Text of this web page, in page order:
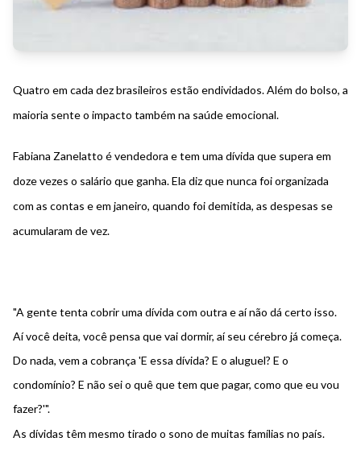
Quatro em cada dez brasileiros estão endividados. Além do bolso, a
maioria sente o impacto também na saúde emocional.
Fabiana Zanelatto é vendedora e tem uma dívida que supera em
doze vezes o salário que ganha. Ela diz que nunca foi organizada
com as contas e em janeiro, quando foi demitida, as despesas se
acumularam de vez.
"A gente tenta cobrir uma dívida com outra e aí não dá certo isso.
Aí você deita, você pensa que vai dormir, aí seu cérebro já começa.
Do nada, vem a cobrança 'E essa dívida? E o aluguel? E o
condomínio? E não sei o quê que tem que pagar, como que eu vou
fazer?'".
As dívidas têm mesmo tirado o sono de muitas famílias no país.